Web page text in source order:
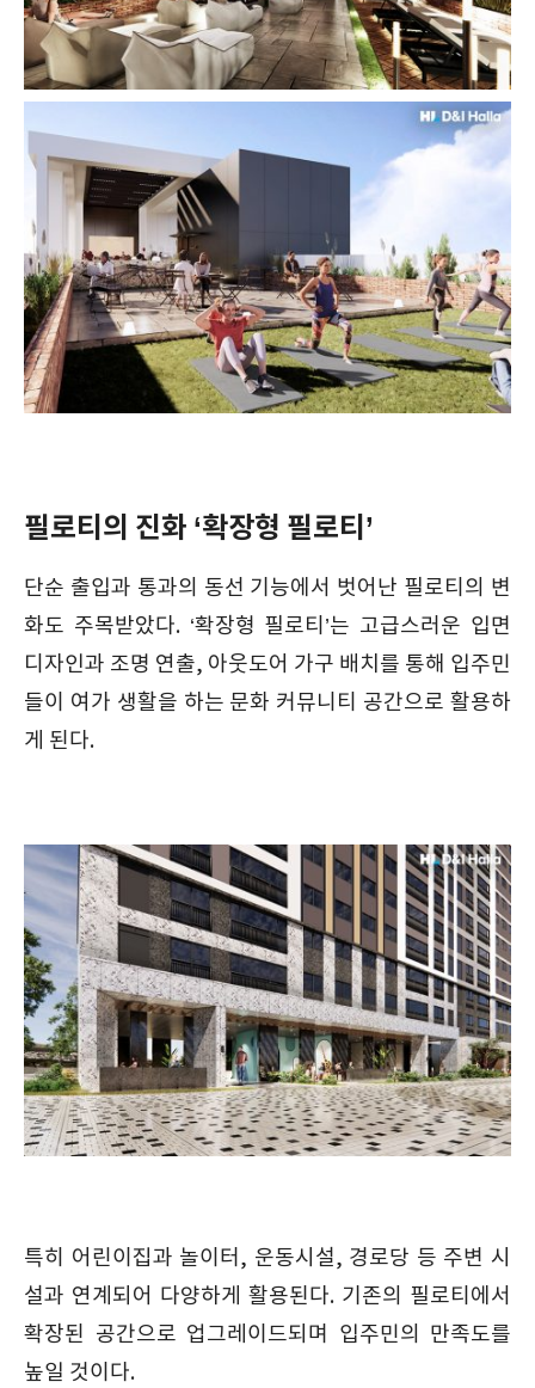
필로티의 진화 ‘확장형 필로티’
단순 출입과 통과의 동선 기능에서 벗어난 필로티의 변
화도 주목받았다. ‘확장형 필로티’는 고급스러운 입면
디자인과 조명 연출, 아웃도어 가구 배치를 통해 입주민
들이 여가 생활을 하는 문화 커뮤니티 공간으로 활용하
게 된다.
특히 어린이집과 놀이터, 운동시설, 경로당 등 주변 시
설과 연계되어 다양하게 활용된다. 기존의 필로티에서
확장된 공간으로 업그레이드되며 입주민의 만족도를
높일 것이다.